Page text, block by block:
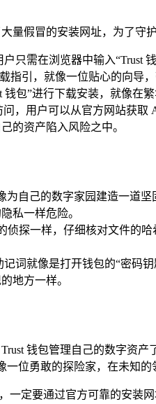
量假冒的安装网址，为了守
只需在浏览器中输入
引，就像一位贴心的向导
钱包”进行下载安装，就像
，用户可以从官方网站获
的资产陷入风险之中。
为自己的数字家园建造一道
私一样危险。
探一样，仔细核对文件的
词就像是打开钱包的“密码
地方一样。
钱包管理自己的数字资
位勇敢的探险家，在未知的
定要通过官方可靠的安装